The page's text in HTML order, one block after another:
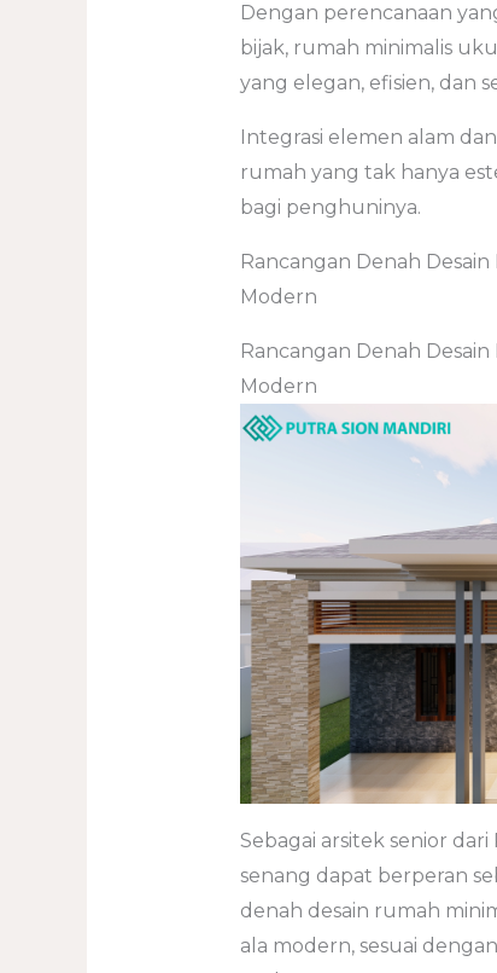
Dengan perencanaan
bijak, rumah minimalis
yang elegan, efisien, dan
Integrasi elemen alam
rumah yang tak hanya
bagi penghuninya.
Rancangan Denah
Modern
Rancangan Denah
Modern
Sebagai arsitek senior
senang dapat berperan
denah desain rumah
ala modern, sesuai